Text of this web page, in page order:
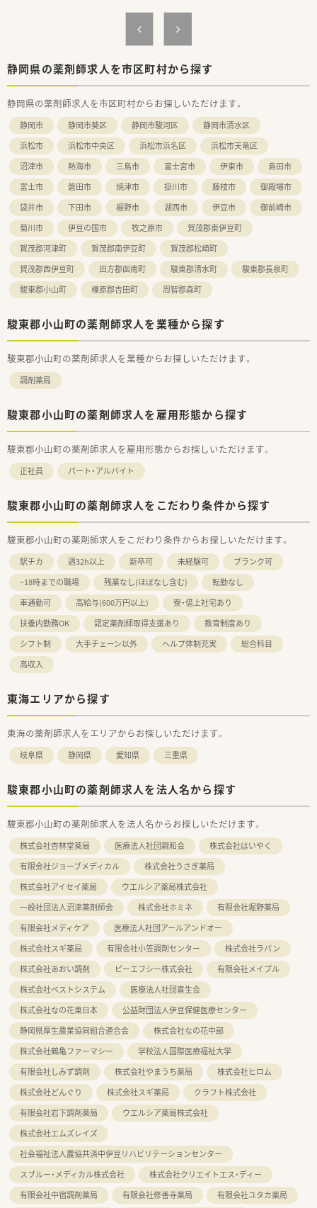
静岡県の薬剤師求人を市区町村から探す
静岡県の薬剤師求人を市区町村からお探しいただけます。
静岡市 静岡市葵区 静岡市駿河区
静岡市清水区
浜松市
浜松市中央区 浜松市浜名区
浜松市天竜区
沼津市
熱海市 三島市 富士宮市 伊東市
島田市
富士市
磐田市 焼津市 掛川市 藤枝市
御殿場市
袋井市
下田市 裾野市 湖西市 伊豆市
御前崎市
菊川市
伊豆の国市 牧之原市
賀茂郡東伊豆町
賀茂郡河津町
賀茂郡南伊豆町
賀茂郡松崎町
賀茂郡西伊豆町
田方郡函南町 駿東郡清水町
駿東郡長泉町
駿東郡小山町
榛原郡吉田町 周智郡森町
駿東郡小山町の薬剤師求人を業種から探す
駿東郡小山町の薬剤師求人を業種からお探しいただけます。
調剤薬局
駿東郡小山町の薬剤師求人を雇用形態から探す
駿東郡小山町の薬剤師求人を雇用形態からお探しいただけます。
正社員 パート・アルバイト
駿東郡小山町の薬剤師求人をこだわり条件から探す
駿東郡小山町の薬剤師求人をこだわり条件からお探しいただけます。
駅チカ 週32h以上 新卒可 未経験可
ブランク可
~18時までの職場
残業なし(ほぼなし含む)
転勤なし
車通勤可
高給与(600万円以上)
寮・借上社宅あり
扶養内勤務OK
認定薬剤師取得支援あり
教育制度あり
シフト制
大手チェーン以外 ヘルプ体制充実
総合科目
高収入
東海エリアから探す
東海の薬剤師求人をエリアからお探しいただけます。
岐阜県 静岡県 愛知県 三重県
駿東郡小山町の薬剤師求人を法人名から探す
駿東郡小山町の薬剤師求人を法人名からお探しいただけます。
株式会社杏林堂薬局 医療法人社団親和会
株式会社はいやく
有限会社ジョーブメディカル
株式会社うさぎ薬局
株式会社アイセイ薬局
ウエルシア薬局株式会社
一般社団法人沼津薬剤師会
株式会社ホミネ
有限会社堀野薬局
有限会社メディケア
医療法人社団アールアンドオー
株式会社スギ薬局
有限会社小笠調剤センター
株式会社ラパン
株式会社あおい調剤
ピーエフシー株式会社
有限会社メイプル
株式会社ベストシステム
医療法人社団喜生会
株式会社なの花東日本
公益財団法人伊豆保健医療センター
静岡県厚生農業協同組合連合会
株式会社なの花中部
株式会社鶴亀ファーマシー
学校法人国際医療福祉大学
有限会社しみず調剤
株式会社やまうち薬局
株式会社ヒロム
株式会社どんぐり
株式会社スギ薬局
クラフト株式会社
有限会社岩下調剤薬局
ウエルシア薬局株式会社
株式会社エムズレイズ
社会福祉法人農協共済中伊豆リハビリテーションセンター
スブルー・メディカル株式会社
株式会社クリエイトエス・ディー
有限会社中宿調剤薬局
有限会社修善寺薬局
有限会社ユタカ薬局